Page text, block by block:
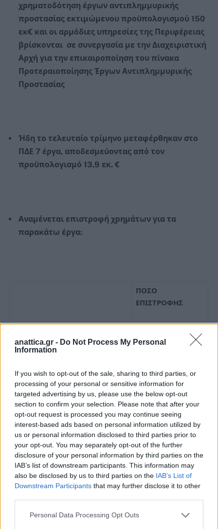
anattica.gr - Do Not Process My Personal
Information
If you wish to opt-out of the sale, sharing to third parties, or
processing of your personal or sensitive information for
targeted advertising by us, please use the below opt-out
section to confirm your selection. Please note that after your
opt-out request is processed you may continue seeing
interest-based ads based on personal information utilized by
us or personal information disclosed to third parties prior to
your opt-out. You may separately opt-out of the further
disclosure of your personal information by third parties on the
IAB’s list of downstream participants. This information may
also be disclosed by us to third parties on the IAB’s List of
Downstream Participants that may further disclose it to other
Personal Data Processing Opt Outs
χρηματοδότηση έργων αντιπλημμυρικής
προστασίας εκτιμώμενου προϋπολογισμού 150
εκ€ και οι αρμόδιες υπηρεσίες της Περιφέρειας
βρίσκονται σε συνεργασία με την Διαχειριστική
Αρχή για την επικαιροποίηση του πίνακα
Προτεραιοποίησης Έργων Αντιπλημμυρικής
Προστασίας
Ήδη το τελευταίο τρίμηνο μεταφέρθηκαν στο
ΠΔΕ 7 έργα, αποδεσμεύοντας από τον
προϋπολογισμό 13,9 εκ. €
Αναμένεται επιστροφή χρημάτων για τα
παρακάτω έργα:
ΠΟΣΟ
ΕΠΙΣΤΡΟΦΗΣ
ΑΝΤΙΠΛΗΜΜΥΡΙΚΗΣ
ΠΡΟΣΤΑΣΙΑΣ ΤΜΗΜΑΤΟΣ Ρ.
ΞΕΡΕΑ ΔΗΜΟΥ ΚΡΩΠΙΑΣ
ΑΤΤΙΚΗΣ (Σ.Σ.).
ΚΑΤΑΣΚΕΥΗ ΔΙΚΤΥΟΥ ΟΜΒΡΙΩΝ
ΥΔΑΤΩΝ ΚΑΙ ΔΙΕΥΘΕΤΗΣΗ
ΡΕΜΑΤΟΣ “ΒΡΥΣΑΚΙ” ΓΙΑ ΤΗΝ
ΑΝΤΙΠΛΗΜΜΥΡΙΚΗ ΠΡΟΣΤΑΣΙΑ
ΤΗΣ Δ.Κ. ΑΓ. ΣΤΕΦΑΝΟΥ ΤΟΥ
1.220.000 €